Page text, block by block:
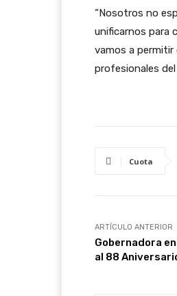
“Nosotros no
unificarnos para
vamos a permitir
profesionales
Cuota
ARTÍCULO ANTERIOR
Gobernadora
al 88